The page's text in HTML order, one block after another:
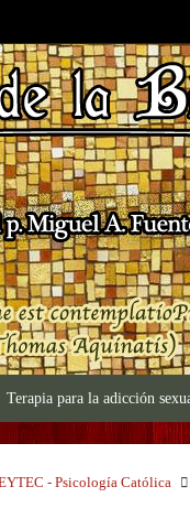
Terapia para la adicción
- Psicología Católica